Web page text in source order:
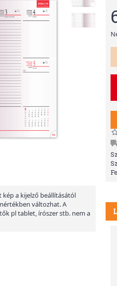
a kijelző beállításától
változhat. A
pl tablet, írószer stb. nem a